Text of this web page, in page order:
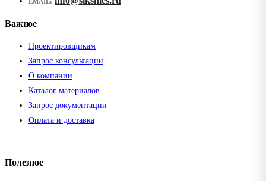
Важное
Проектировщикам
Запрос консультации
О компании
Каталог материалов
Запрос документации
Оплата и доставка
Полезное